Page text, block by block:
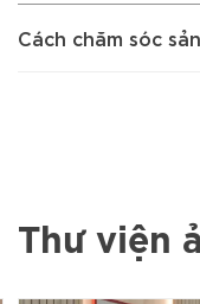
Cách chăm sóc
Thư viện